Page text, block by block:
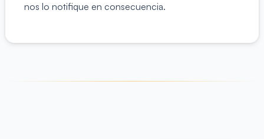
nos lo notifique en consecuencia.